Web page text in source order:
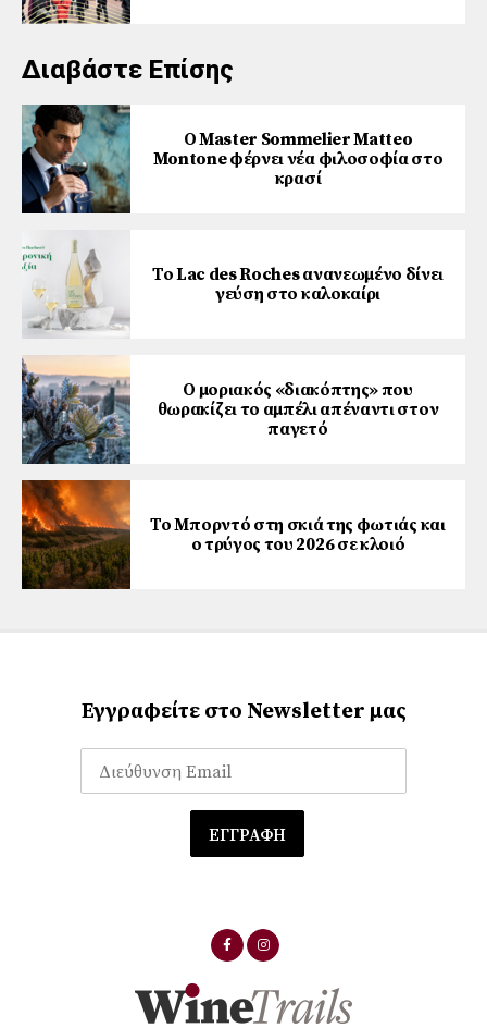
Διαβάστε Επίσης
Ο Master Sommelier Matteo
Montone φέρνει νέα φιλοσοφία στο
κρασί
Το Lac des Roches ανανεωμένο δίνει
γεύση στο καλοκαίρι
Ο μοριακός «διακόπτης» που
θωρακίζει το αμπέλι απέναντι στον
παγετό
Το Μπορντό στη σκιά της φωτιάς και
ο τρύγος του 2026 σε κλοιό
Εγγραφείτε στο Newsletter μας